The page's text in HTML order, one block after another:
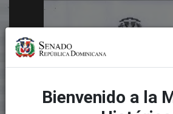
Bienvenido a la